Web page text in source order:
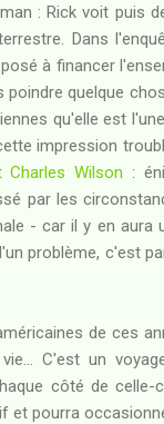
: Rick voit puis
Dans
à financer
quelque
qu'elle est
impression
Charles Wilson :
par les
- car il y en aura
problème, c'est
de ces
C'est un
côté de celle-
et pourra